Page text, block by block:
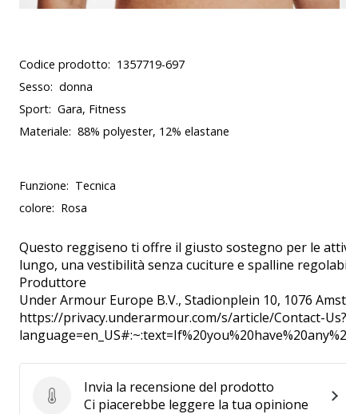
Codice prodotto: 1357719-697
Sesso: donna
Sport: Gara, Fitness
Materiale: 88% polyester, 12% elastane
Funzione: Tecnica
colore: Rosa
Questo reggiseno ti offre il giusto sostegno per le
lungo, una vestibilità senza cuciture e spalline
Produttore
Under Armour Europe B.V., Stadionplein 10, 1076
https://privacy.underarmour.com/s/article/Contact-Us?
Invia la recensione del prodotto
Invia la recensione del prodotto
Ci piacerebbe leggere la tua opinione